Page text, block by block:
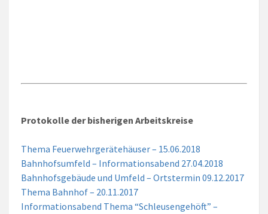
Protokolle der bisherigen Arbeitskreise
Thema Feuerwehrgerätehäuser – 15.06.2018
Bahnhofsumfeld – Informationsabend 27.04.2018
Bahnhofsgebäude und Umfeld – Ortstermin 09.12.2017
Thema Bahnhof – 20.11.2017
Informationsabend Thema “Schleusengehöft” –